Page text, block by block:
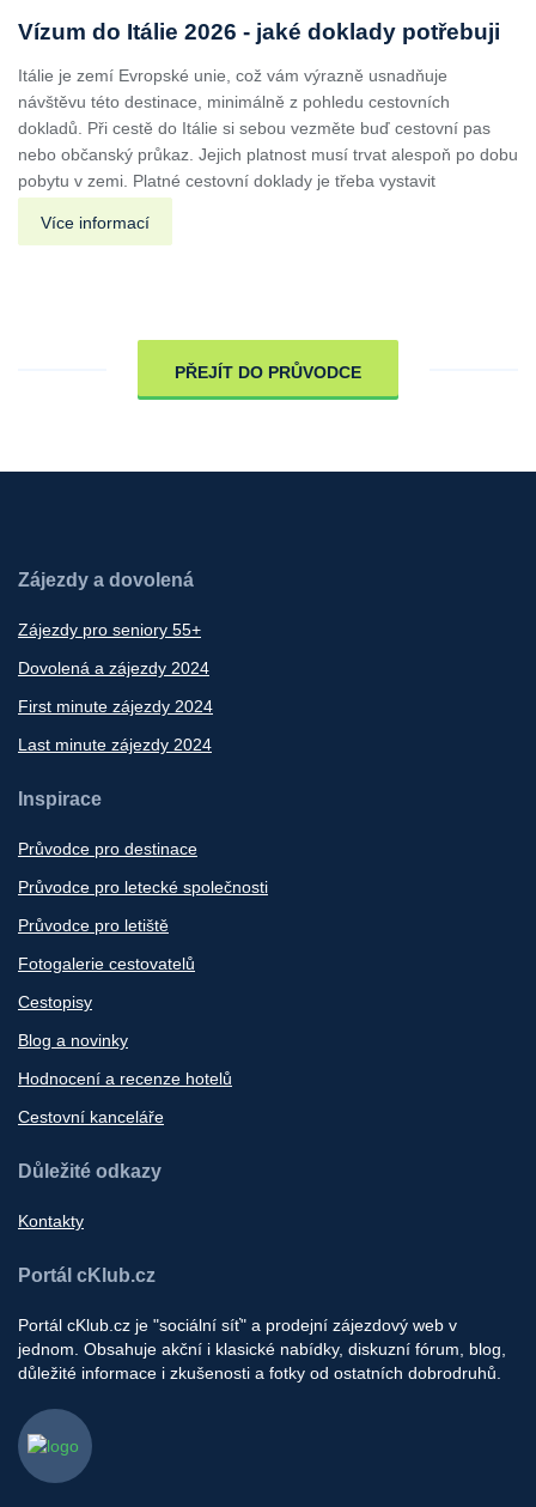
Vízum do Itálie 2026 - jaké doklady potřebuji
Itálie je zemí Evropské unie, což vám výrazně usnadňuje
návštěvu této destinace, minimálně z pohledu cestovních
dokladů. Při cestě do Itálie si sebou vezměte buď cestovní pas
nebo občanský průkaz. Jejich platnost musí trvat alespoň po dobu
pobytu v zemi. Platné cestovní doklady je třeba vystavit
Více informací
PŘEJÍT DO PRŮVODCE
Zájezdy a dovolená
Zájezdy pro seniory 55+
Dovolená a zájezdy 2024
First minute zájezdy 2024
Last minute zájezdy 2024
Inspirace
Průvodce pro destinace
Průvodce pro letecké společnosti
Průvodce pro letiště
Fotogalerie cestovatelů
Cestopisy
Blog a novinky
Hodnocení a recenze hotelů
Cestovní kanceláře
Důležité odkazy
Kontakty
Portál cKlub.cz
Portál cKlub.cz je "sociální síť" a prodejní zájezdový web v
jednom. Obsahuje akční i klasické nabídky, diskuzní fórum, blog,
důležité informace i zkušenosti a fotky od ostatních dobrodruhů.